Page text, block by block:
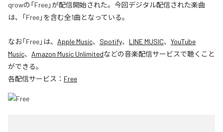
qrowの「Free」が配信開始された。今回デジタル配信された楽曲
は、「Free」を含む全1曲となっている。
なお「Free」は、 Apple Music、 Spotify、 LINE MUSIC、 YouTube
Music、 Amazon Music Unlimitedなどの音楽配信サービスで聴くこと
ができる。
各配信サービス： Free